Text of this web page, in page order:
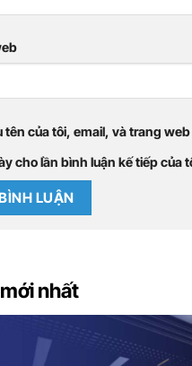
tên của tôi, email, và trang
cho lần bình luận kế tiếp của
nhất